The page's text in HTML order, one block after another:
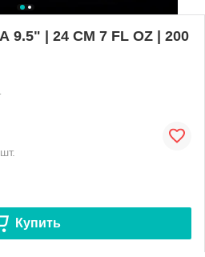
| 24 CM 7 FL OZ | 200
Купить